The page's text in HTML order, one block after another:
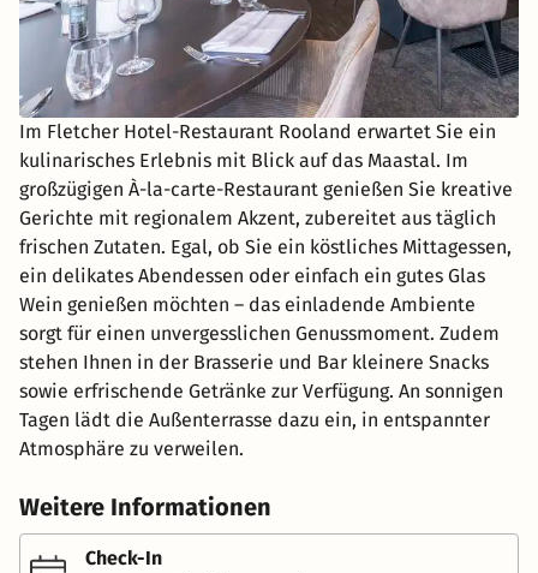
Im Fletcher Hotel-Restaurant Rooland erwartet Sie ein
kulinarisches Erlebnis mit Blick auf das Maastal. Im
großzügigen À-la-carte-Restaurant genießen Sie kreative
Gerichte mit regionalem Akzent, zubereitet aus täglich
frischen Zutaten. Egal, ob Sie ein köstliches Mittagessen,
ein delikates Abendessen oder einfach ein gutes Glas
Wein genießen möchten – das einladende Ambiente
sorgt für einen unvergesslichen Genussmoment. Zudem
stehen Ihnen in der Brasserie und Bar kleinere Snacks
sowie erfrischende Getränke zur Verfügung. An sonnigen
Tagen lädt die Außenterrasse dazu ein, in entspannter
Atmosphäre zu verweilen.
Weitere Informationen
Check-In